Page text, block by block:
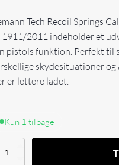
Tech Recoil Springs
2011 indeholder et
pistols funktion. Perfekt til
skydesituationer
er lettere ladet.
Kun 1 tilbage